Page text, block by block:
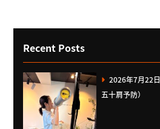
ペ
ー
ジ
送
り
Recent Posts
2026年7月22日
五十肩予防）